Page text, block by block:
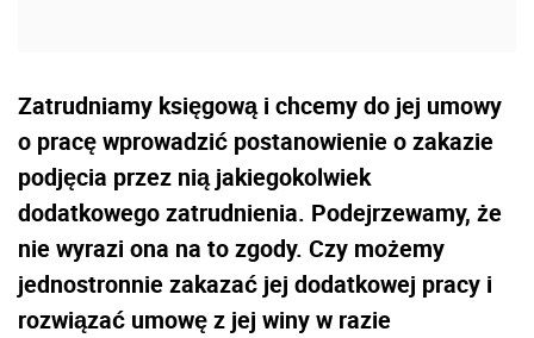
Zatrudniamy księgową i chcemy do jej umowy
o pracę wprowadzić postanowienie o zakazie
podjęcia przez nią jakiegokolwiek
dodatkowego zatrudnienia. Podejrzewamy, że
nie wyrazi ona na to zgody. Czy możemy
jednostronnie zakazać jej dodatkowej pracy i
rozwiązać umowę z jej winy w razie